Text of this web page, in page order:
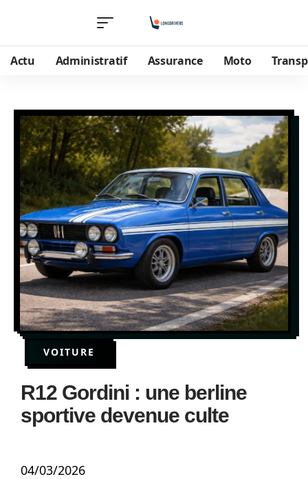
Actu Administratif Assurance Moto
VOITURE
R12 Gordini : une berline
sportive devenue culte
04/03/2026